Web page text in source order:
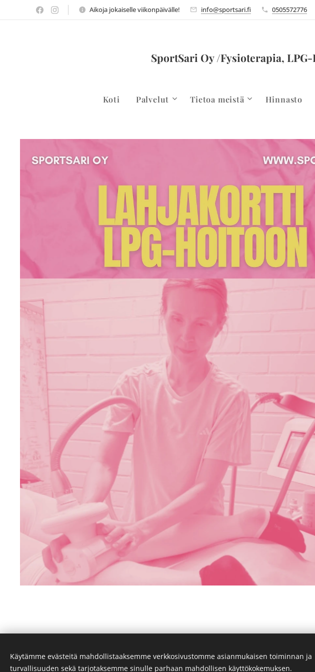
Aikoja jokaiselle viikonpäivälle! info@sportsari.fi 0505572776
SportSari Oy /Fysioterapia,
Koti Palvelut Tietoa meistä Hinnasto
SportSari Oy, Vuosaaren
Käytämme evästeitä mahdollistaaksemme verkkosivustomme asianmukaisen toiminnan ja
turvallisuuden sekä tarjotaksemme sinulle parhaan mahdollisen käyttökokemuksen.